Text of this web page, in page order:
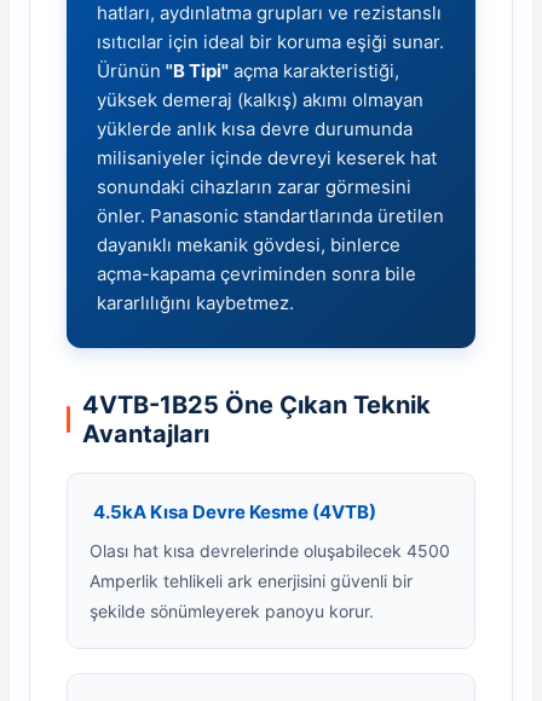
hatları, aydınlatma grupları ve rezistanslı
ısıtıcılar için ideal bir koruma eşiği sunar.
Ürünün "B Tipi" açma karakteristiği,
yüksek demeraj (kalkış) akımı olmayan
yüklerde anlık kısa devre durumunda
milisaniyeler içinde devreyi keserek hat
sonundaki cihazların zarar görmesini
önler. Panasonic standartlarında üretilen
dayanıklı mekanik gövdesi, binlerce
açma-kapama çevriminden sonra bile
kararlılığını kaybetmez.
4VTB-1B25 Öne Çıkan Teknik
Avantajları
4.5kA Kısa Devre Kesme (4VTB)
Olası hat kısa devrelerinde oluşabilecek 4500
Amperlik tehlikeli ark enerjisini güvenli bir
şekilde sönümleyerek panoyu korur.